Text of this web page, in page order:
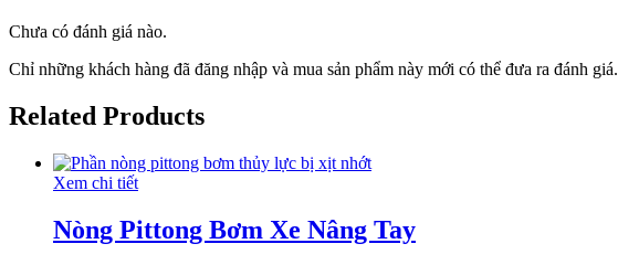
Chưa có đánh giá nào.
Chỉ những khách hàng đã đăng nhập và mua sản phẩm này mới có thể đưa ra đánh giá.
Related Products
Xem chi tiết
Nòng Pittong Bơm Xe Nâng Tay